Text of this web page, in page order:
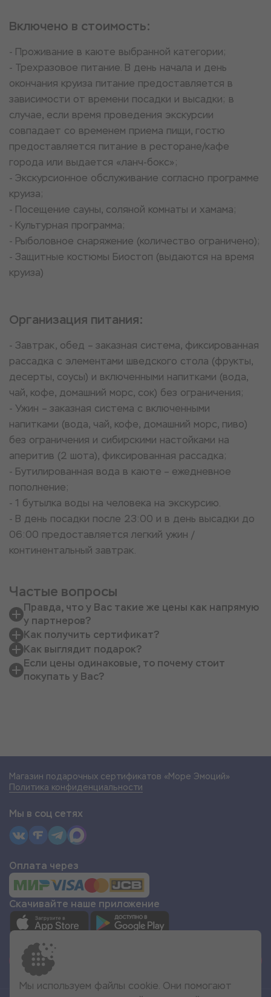
Включено в стоимость:
- Проживание в каюте выбранной категории;
- Трехразовое питание. В день начала и день
окончания круиза питание предоставляется в
зависимости от времени посадки и высадки; в
случае, если время проведения экскурсии
совпадает со временем приема пищи, гостю
предоставляется питание в ресторане/кафе
города или выдается «ланч-бокс»;
- Экскурсионное обслуживание согласно программе
круиза;
- Посещение сауны, соляной комнаты и хамама;
- Культурная программа;
- Рыболовное снаряжение (количество ограничено);
- Защитные костюмы Биостоп (выдаются на время
круиза)
Организация питания:
- Завтрак, обед – заказная система, фиксированная
рассадка с элементами шведского стола (фрукты,
десерты, соусы) и включенными напитками (вода,
чай, кофе, домашний морс, сок) без ограничения;
- Ужин – заказная система с включенными
напитками (вода, чай, кофе, домашний морс, пиво)
без ограничения и сибирскими настойками на
аперитив (2 шота), фиксированная рассадка;
- Бутилированная вода в каюте – ежедневное
пополнение;
- 1 бутылка воды на человека на экскурсию.
- В день посадки после 23:00 и в день высадки до
06:00 предоставляется легкий ужин /
континентальный завтрак.
Частые вопросы
Правда, что у Вас такие же цены как напрямую
у партнеров?
Как получить сертификат?
Как выглядит подарок?
Если цены одинаковые, то почему стоит
покупать у Вас?
Магазин подарочных сертификатов «Море Эмоций»
Политика конфиденциальности
Мы в соц сетях
Оплата через
Скачивайте наше приложение
Мы используем файлы cookie. Они помогают